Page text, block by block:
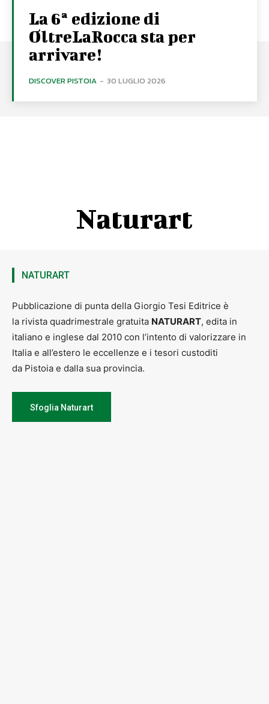
La 6ª edizione di
OltreLaRocca sta per
arrivare!
DISCOVER PISTOIA - 30 LUGLIO 2026
Naturart
NATURART
Pubblicazione di punta della Giorgio Tesi Editrice è
la rivista quadrimestrale gratuita NATURART, edita in
italiano e inglese dal 2010 con l’intento di valorizzare in
Italia e all’estero le eccellenze e i tesori custoditi
da Pistoia e dalla sua provincia.
Sfoglia Naturart